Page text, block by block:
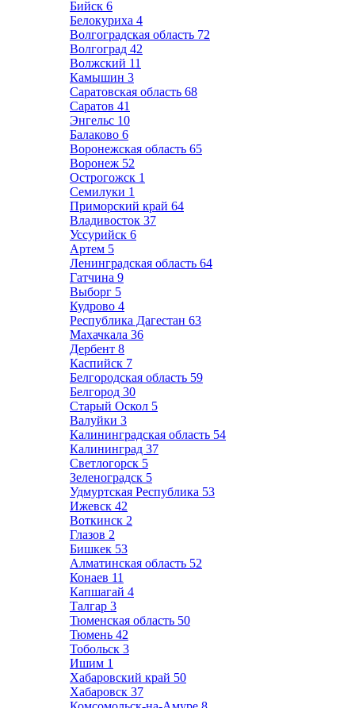
Бийск 6
Белокуриха 4
Волгоградская область 72
Волгоград 42
Волжский 11
Камышин 3
Саратовская область 68
Саратов 41
Энгельс 10
Балаково 6
Воронежская область 65
Воронеж 52
Острогожск 1
Семилуки 1
Приморский край 64
Владивосток 37
Уссурийск 6
Артем 5
Ленинградская область 64
Гатчина 9
Выборг 5
Кудрово 4
Республика Дагестан 63
Махачкала 36
Дербент 8
Каспийск 7
Белгородская область 59
Белгород 30
Старый Оскол 5
Валуйки 3
Калининградская область 54
Калининград 37
Светлогорск 5
Зеленоградск 5
Удмуртская Республика 53
Ижевск 42
Воткинск 2
Глазов 2
Бишкек 53
Алматинская область 52
Конаев 11
Капшагай 4
Талгар 3
Тюменская область 50
Тюмень 42
Тобольск 3
Ишим 1
Хабаровский край 50
Хабаровск 37